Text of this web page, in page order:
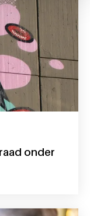
onder
voorraad